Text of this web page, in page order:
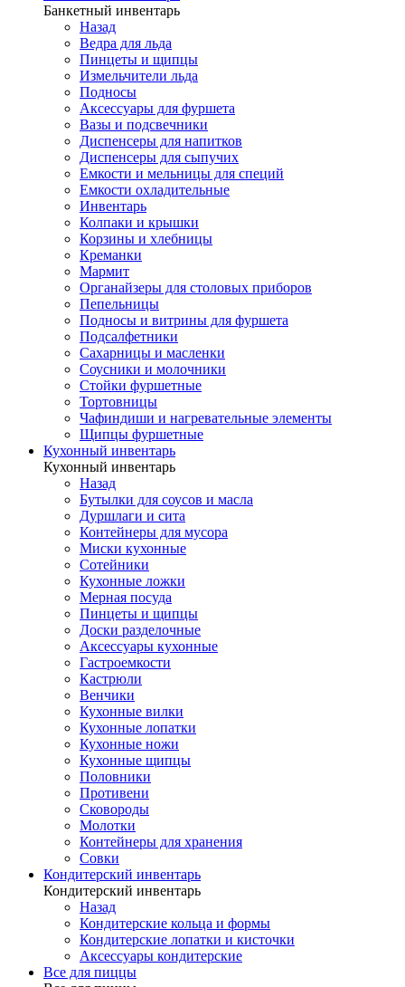
Банкетный инвентарь
Назад
Ведра для льда
Пинцеты и щипцы
Измельчители льда
Подносы
Аксессуары для фуршета
Вазы и подсвечники
Диспенсеры для напитков
Диспенсеры для сыпучих
Емкости и мельницы для специй
Емкости охладительные
Инвентарь
Колпаки и крышки
Корзины и хлебницы
Креманки
Мармит
Органайзеры для столовых приборов
Пепельницы
Подносы и витрины для фуршета
Подсалфетники
Сахарницы и масленки
Соусники и молочники
Стойки фуршетные
Тортовницы
Чафиндиши и нагревательные элементы
Щипцы фуршетные
Кухонный инвентарь
Кухонный инвентарь
Назад
Бутылки для соусов и масла
Дуршлаги и сита
Контейнеры для мусора
Миски кухонные
Сотейники
Кухонные ложки
Мерная посуда
Пинцеты и щипцы
Доски разделочные
Аксессуары кухонные
Гастроемкости
Кастрюли
Венчики
Кухонные вилки
Кухонные лопатки
Кухонные ножи
Кухонные щипцы
Половники
Противени
Сковороды
Молотки
Контейнеры для хранения
Совки
Кондитерский инвентарь
Кондитерский инвентарь
Назад
Кондитерские кольца и формы
Кондитерские лопатки и кисточки
Аксессуары кондитерские
Все для пиццы